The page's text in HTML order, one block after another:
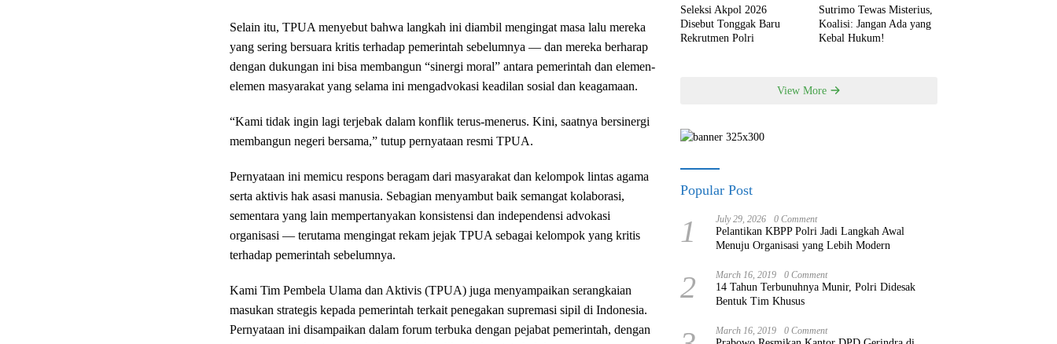
Selain itu, TPUA menyebut bahwa langkah ini diambil mengingat masa lalu mereka
yang sering bersuara kritis terhadap pemerintah sebelumnya — dan mereka berharap
dengan dukungan ini bisa membangun “sinergi moral” antara pemerintah dan elemen-
elemen masyarakat yang selama ini mengadvokasi keadilan sosial dan keagamaan.
“Kami tidak ingin lagi terjebak dalam konflik terus-menerus. Kini, saatnya bersinergi
membangun negeri bersama,” tutup pernyataan resmi TPUA.
Pernyataan ini memicu respons beragam dari masyarakat dan kelompok lintas agama
serta aktivis hak asasi manusia. Sebagian menyambut baik semangat kolaborasi,
sementara yang lain mempertanyakan konsistensi dan independensi advokasi
organisasi — terutama mengingat rekam jejak TPUA sebagai kelompok yang kritis
terhadap pemerintah sebelumnya.
Kami Tim Pembela Ulama dan Aktivis (TPUA) juga menyampaikan serangkaian
masukan strategis kepada pemerintah terkait penegakan supremasi sipil di Indonesia.
Pernyataan ini disampaikan dalam forum terbuka dengan pejabat pemerintah, dengan
Seleksi Akpol 2026
Disebut Tonggak Baru
Rekrutmen Polri
Sutrimo Tewas Misterius,
Koalisi: Jangan Ada yang
Kebal Hukum!
View More
Popular Post
1 July 29, 2026 0 Comment
Pelantikan KBPP Polri Jadi Langkah Awal
Menuju Organisasi yang Lebih Modern
2 March 16, 2019 0 Comment
14 Tahun Terbunuhnya Munir, Polri Didesak
Bentuk Tim Khusus
March 16, 2019 0 Comment